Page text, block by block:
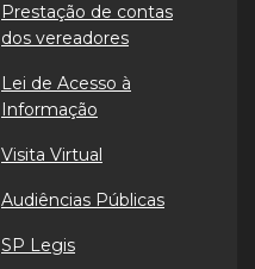
Prestação de contas
dos vereadores
Lei de Acesso à
Informação
Visita Virtual
Audiências Públicas
SP Legis